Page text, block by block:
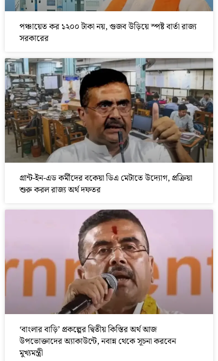
পঞ্চায়েত কর ১২০০ টাকা নয়, গুজব উড়িয়ে স্পষ্ট বার্তা রাজ্য
সরকারের
গ্রান্ট-ইন-এড কর্মীদের বকেয়া ডিএ মেটাতে উদ্যোগ, প্রক্রিয়া
শুরু করল রাজ্য অর্থ দফতর
‘বাংলার বাড়ি’ প্রকল্পের দ্বিতীয় কিস্তির অর্থ আজ
উপভোক্তাদের অ্যাকাউন্টে, নবান্ন থেকে সূচনা করবেন
মুখ্যমন্ত্রী